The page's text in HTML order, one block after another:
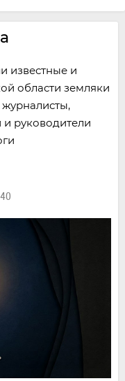
известные и
области земляки
руководители